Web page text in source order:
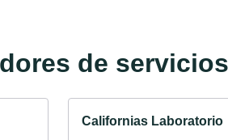
de
Californias Laboratorio